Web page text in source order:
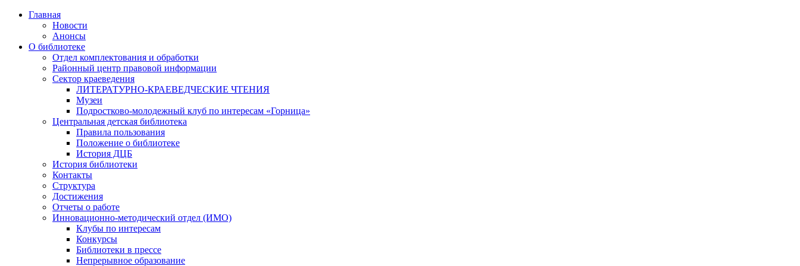
Главная
Новости
Анонсы
О библиотеке
Отдел комплектования и обработки
Районный центр правовой информации
Сектор краеведения
ЛИТЕРАТУРНО-КРАЕВЕДЧЕСКИЕ ЧТЕНИЯ
Музеи
Подростково-молодежный клуб по интересам «Горница»
Центральная детская библиотека
Правила пользования
Положение о библиотеке
История ДЦБ
История библиотеки
Контакты
Структура
Достижения
Отчеты о работе
Инновационно-методический отдел (ИМО)
Клубы по интересам
Конкурсы
Библиотеки в прессе
Непрерывное образование